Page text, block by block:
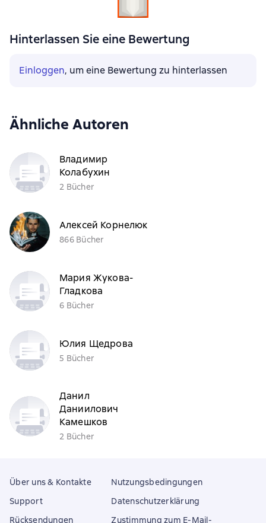
Hinterlassen Sie eine Bewertung
Einloggen, um eine Bewertung zu hinterlassen
Ähnliche Autoren
Владимир
Колабухин
2 Bücher
Алексей Корнелюк
866 Bücher
Мария Жукова-
Гладкова
6 Bücher
Юлия Щедрова
5 Bücher
Данил
Даниилович
Камешков
2 Bücher
Über uns & Kontakte
Support
Rücksendungen
Nutzungsbedingungen
Datenschutzerklärung
Zustimmung zum E-Mail-